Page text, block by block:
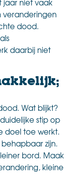
jaar niet vaak
veranderingen
dood.
daarbij niet
Wat blijkt?
stip op
doel toe werkt.
zijn.
bord. Maak
kleine